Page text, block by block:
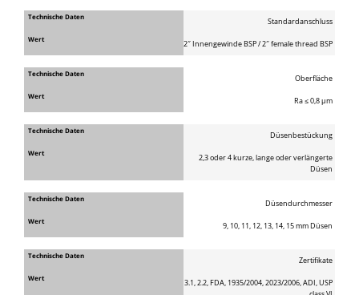
Standardanschluss
2″ Innengewinde BSP / 2″ female thread BSP
Oberfläche
Ra ≤ 0,8 μm
Düsenbestückung
2,3 oder 4 kurze, lange oder verlängerte
Düsen
Düsendurchmesser
9, 10, 11, 12, 13, 14, 15 mm Düsen
Zertifikate
3.1, 2.2, FDA, 1935/2004, 2023/2006, ADI, USP